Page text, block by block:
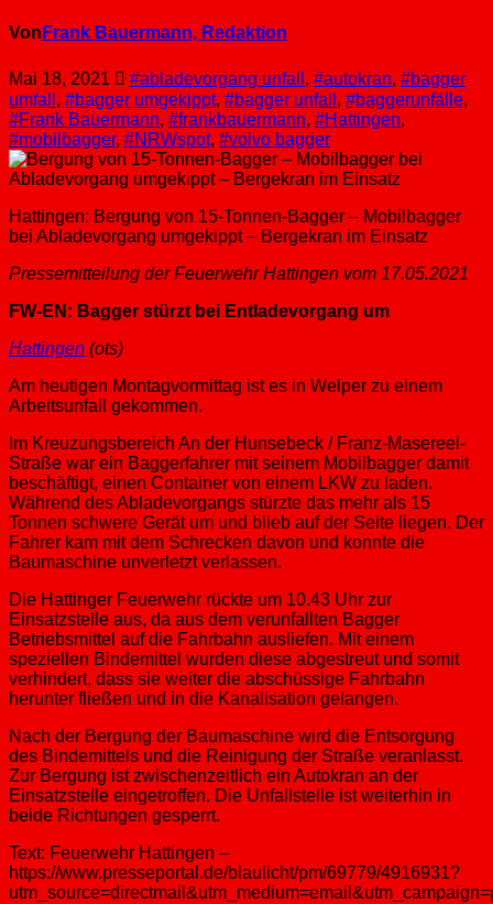
Von Frank Bauermann, Redaktion
Mai 18, 2021 #abladevorgang unfall , #autokran, #bagger
umfall , #bagger umgekippt, #bagger unfall , #baggerunfälle,
#Frank Bauermann, #frankbauermann, #Hattingen,
#mobilbagger, #NRWspot, #volvo bagger
Hattingen: Bergung von 15-Tonnen-Bagger – Mobilbagger
bei Abladevorgang umgekippt – Bergekran im Einsatz
Pressemitteilung der Feuerwehr Hattingen vom 17.05.2021
FW-EN: Bagger stürzt bei Entladevorgang um
Hattingen (ots)
Am heutigen Montagvormittag ist es in Welper zu einem
Arbeitsunfall gekommen.
Im Kreuzungsbereich An der Hunsebeck / Franz-Masereel-
Straße war ein Baggerfahrer mit seinem Mobilbagger damit
beschäftigt, einen Container von einem LKW zu laden.
Während des Abladevorgangs stürzte das mehr als 15
Tonnen schwere Gerät um und blieb auf der Seite liegen. Der
Fahrer kam mit dem Schrecken davon und konnte die
Baumaschine unverletzt verlassen.
Die Hattinger Feuerwehr rückte um 10.43 Uhr zur
Einsatzstelle aus, da aus dem verunfallten Bagger
Betriebsmittel auf die Fahrbahn ausliefen. Mit einem
speziellen Bindemittel wurden diese abgestreut und somit
verhindert, dass sie weiter die abschüssige Fahrbahn
herunter fließen und in die Kanalisation gelangen.
Nach der Bergung der Baumaschine wird die Entsorgung
des Bindemittels und die Reinigung der Straße veranlasst.
Zur Bergung ist zwischenzeitlich ein Autokran an der
Einsatzstelle eingetroffen. Die Unfallstelle ist weiterhin in
beide Richtungen gesperrt.
Text: Feuerwehr Hattingen –
https://www.presseportal.de/blaulicht/pm/69779/4916931?